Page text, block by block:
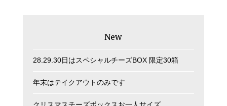
New
28.29.30日はスペシャルチーズBOX 限定30箱
年末はテイクアウトのみです